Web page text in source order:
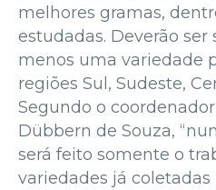
melhores gramas,
estudadas. Deverão ser
menos uma variedade
regiões Sul, Sudeste,
Segundo o
Dübbern de Souza,
será feito somente o
variedades já